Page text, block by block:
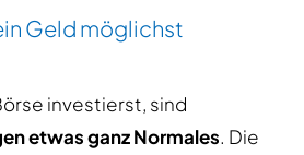
Geld möglichst
investierst, sind
etwas ganz Normales. Die